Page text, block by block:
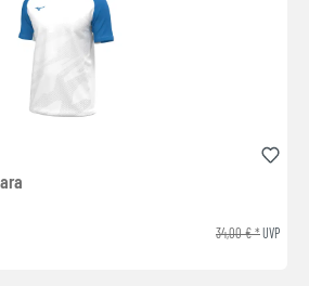
34,00 € *UVP